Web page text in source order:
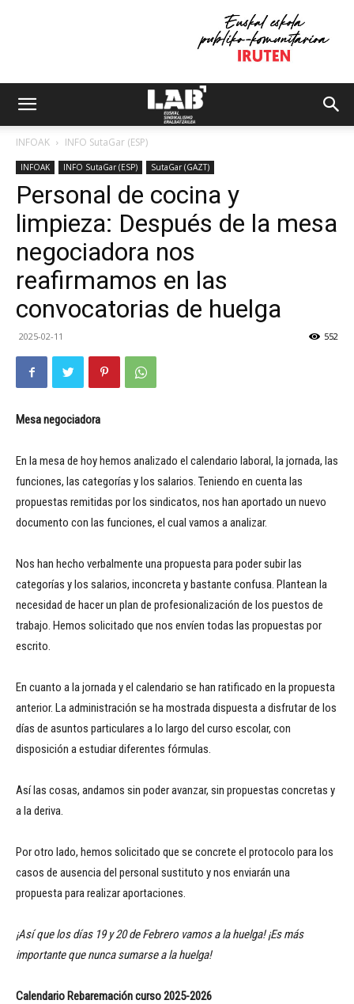
INFOAK INFO SutaGar (ESP)
INFOAK INFO SutaGar (ESP) SutaGar (GAZT)
Personal de cocina y
limpieza: Después de la mesa
negociadora nos
reafirmamos en las
convocatorias de huelga
2025-02-11 552
Mesa negociadora
En la mesa de hoy hemos analizado el calendario laboral, la jornada, las
funciones, las categorías y los salarios. Teniendo en cuenta las
propuestas remitidas por los sindicatos, nos han aportado un nuevo
documento con las funciones, el cual vamos a analizar.
Nos han hecho verbalmente una propuesta para poder subir las
categorías y los salarios, inconcreta y bastante confusa. Plantean la
necesidad de hacer un plan de profesionalización de los puestos de
trabajo. Hemos solicitado que nos envíen todas las propuestas por
escrito.
En cuanto a la jornada y el calendario se han ratificado en la propuesta
anterior. La administración se ha mostrada dispuesta a disfrutar de los
días de asuntos particulares a lo largo del curso escolar, con
disposición a estudiar diferentes fórmulas.
Así las cosas, andamos sin poder avanzar, sin propuestas concretas y
a la deriva.
Por otro lado, hemos solicitado que se concrete el protocolo para los
casos de ausencia del personal sustituto y nos enviarán una
propuesta para realizar aportaciones.
¡Así que los días 19 y 20 de Febrero vamos a la huelga! ¡Es más
importante que nunca sumarse a la huelga!
Calendario Rebaremación curso 2025-2026